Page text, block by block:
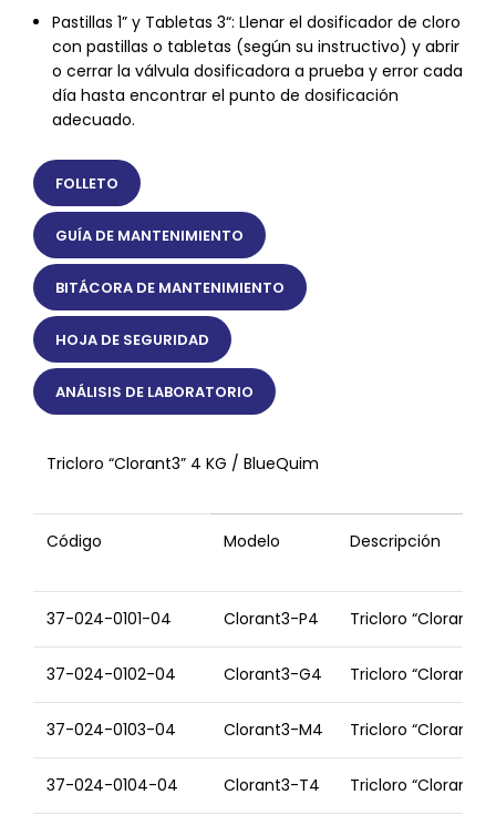
Pastillas 1” y Tabletas 3“: Llenar el dosificador de cloro
con pastillas o tabletas (según su instructivo) y abrir
o cerrar la válvula dosificadora a prueba y error cada
día hasta encontrar el punto de dosificación
adecuado.
FOLLETO
GUÍA DE MANTENIMIENTO
BITÁCORA DE MANTENIMIENTO
HOJA DE SEGURIDAD
ANÁLISIS DE LABORATORIO
Tricloro “Clorant3” 4 KG / BlueQuim
Código Modelo Descripción
37-024-0101-04 Clorant3-P4 Tricloro
37-024-0102-04 Clorant3-G4 Tricloro
37-024-0103-04 Clorant3-M4 Tricloro
37-024-0104-04 Clorant3-T4 Tricloro